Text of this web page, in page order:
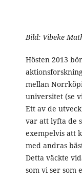
Bild: Vibeke
Hösten 2013
mellan
universitet (se
Ett av de
var att lyfta de
exempelvis att
med andras
Detta väckte
som vi ser som